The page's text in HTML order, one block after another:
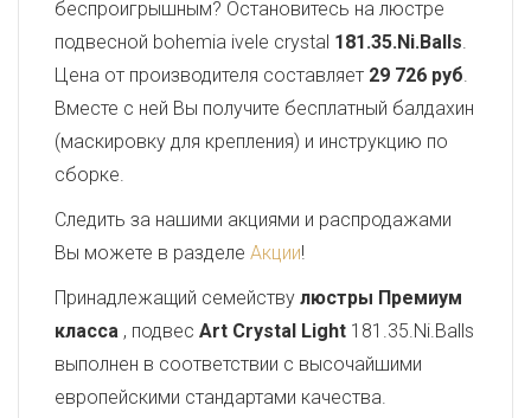
беспроигрышным? Остановитесь на люстре
подвесной bohemia ivele crystal 181.35.Ni.Balls.
Цена от производителя составляет 29 726 руб.
Вместе с ней Вы получите бесплатный балдахин
(маскировку для крепления) и инструкцию по
сборке.
Следить за нашими акциями и распродажами
Вы можете в разделе Акции!
Принадлежащий семейству люстры Премиум
класса , подвес Art Crystal Light 181.35.Ni.Balls
выполнен в соответствии с высочайшими
европейскими стандартами качества.